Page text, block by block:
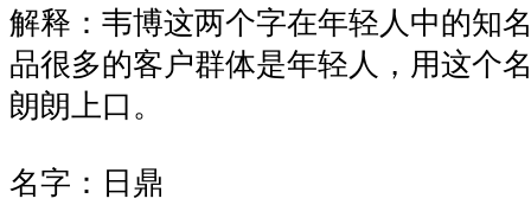
解释：韦博这两个字在年轻人中的知
品很多的客户群体是年轻人，用这个
朗朗上口。
名字：日鼎